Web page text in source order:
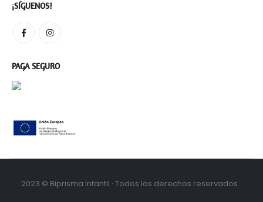
¡SÍGUENOS!
PAGA SEGURO
2023 © Biprisma Infantil · Todos los derechos reservados